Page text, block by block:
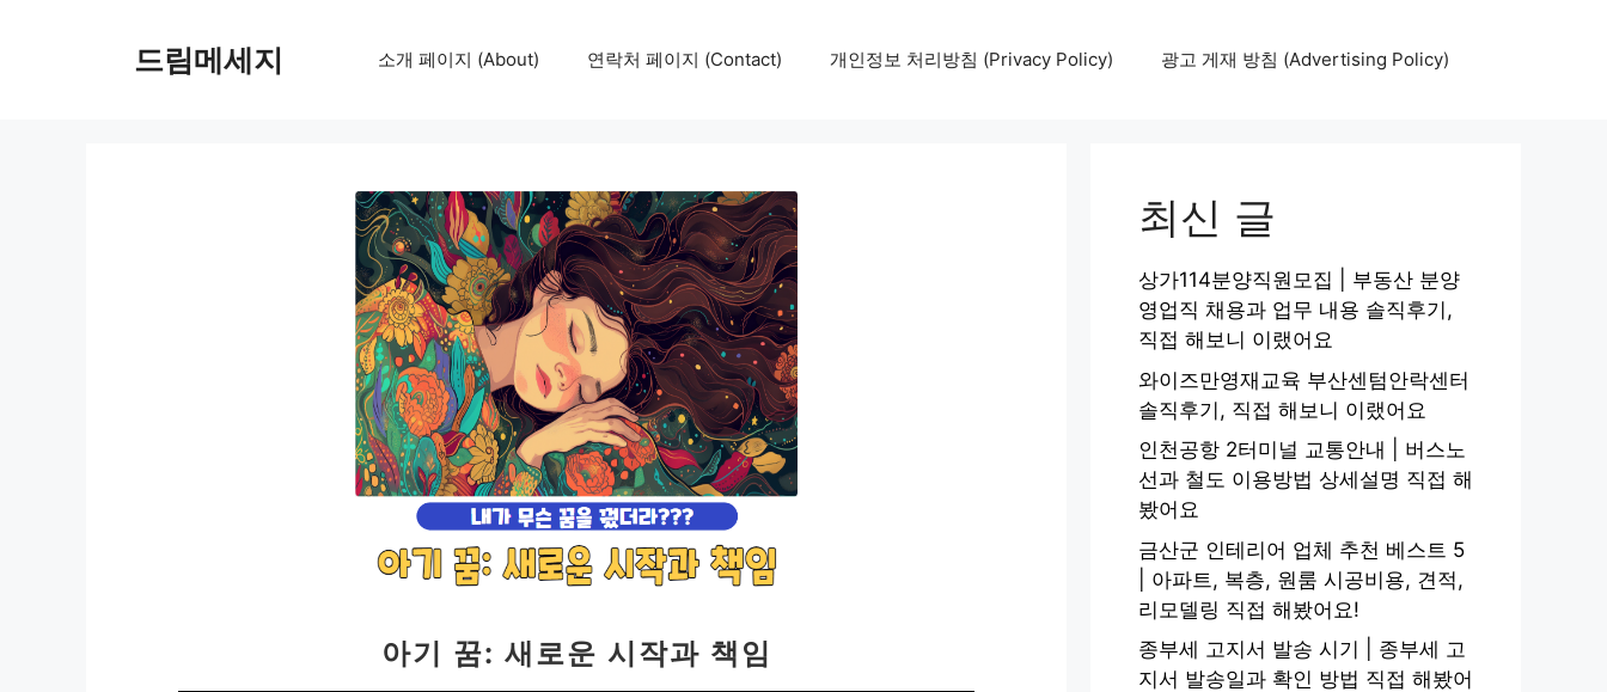
드림메세지 소개 페이지 (About) 연락처 페이지 (Contact) 개인정보 처리방침 (Privacy Policy) 광고 게재 방침 (Advertising Policy)
아기 꿈: 새로운 시작과 책임
최신 글
상가114분양직원모집 | 부동산 분양
영업직 채용과 업무 내용 솔직후기,
직접 해보니 이랬어요
와이즈만영재교육 부산센텀안락센터
솔직후기, 직접 해보니 이랬어요
인천공항 2터미널 교통안내 | 버스노
선과 철도 이용방법 상세설명 직접 해
봤어요
금산군 인테리어 업체 추천 베스트 5
| 아파트, 복층, 원룸 시공비용, 견적,
리모델링 직접 해봤어요!
종부세 고지서 발송 시기 | 종부세 고
지서 발송일과 확인 방법 직접 해봤어